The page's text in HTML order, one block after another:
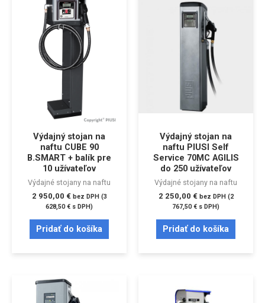
Výdajný stojan na
naftu CUBE 90
B.SMART + balík pre
10 užívateľov
Výdajné stojany na naftu
2 950,00 € bez DPH (3
628,50€ s DPH)
Pridať do košíka
Výdajný stojan na
naftu PIUSI Self
Service 70MC AGILIS
do 250 užívateľov
Výdajné stojany na naftu
2 250,00 € bez DPH (2
767,50€ s DPH)
Pridať do košíka